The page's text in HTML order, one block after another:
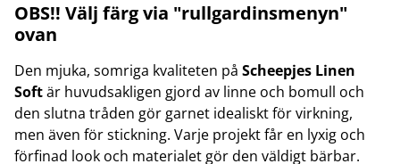
OBS!! Välj färg via "rullgardinsmenyn"
ovan
Den mjuka, somriga kvaliteten på Scheepjes Linen
Softär huvudsakligen gjord av linne och bomull och
den slutna tråden gör garnet idealiskt för virkning,
men även för stickning. Varje projekt får en lyxig och
förfinad look och materialet gör den väldigt bärbar.